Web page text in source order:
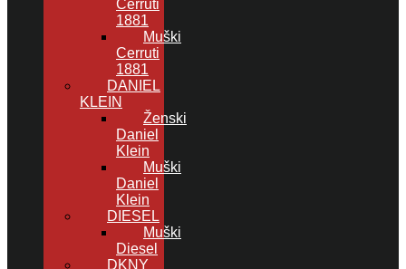
Cerruti
1881
Muški
Cerruti
1881
DANIEL
KLEIN
Ženski
Daniel
Klein
Muški
Daniel
Klein
DIESEL
Muški
Diesel
DKNY